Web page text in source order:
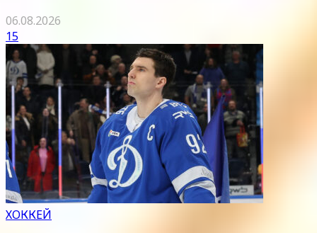
06.08.2026
15
ХОККЕЙ